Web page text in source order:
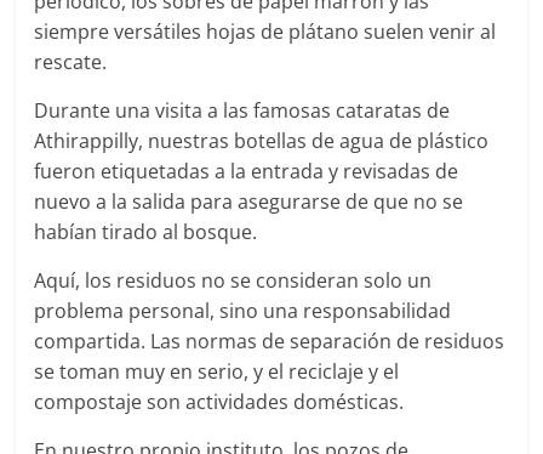
siempre versátiles hojas de plátano suelen venir al
rescate.
Durante una visita a las famosas cataratas de
Athirappilly, nuestras botellas de agua de plástico
fueron etiquetadas a la entrada y revisadas de
nuevo a la salida para asegurarse de que no se
habían tirado al bosque.
Aquí, los residuos no se consideran solo un
problema personal, sino una responsabilidad
compartida. Las normas de separación de residuos
se toman muy en serio, y el reciclaje y el
compostaje son actividades domésticas.